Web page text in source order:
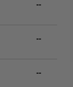
--
--
--